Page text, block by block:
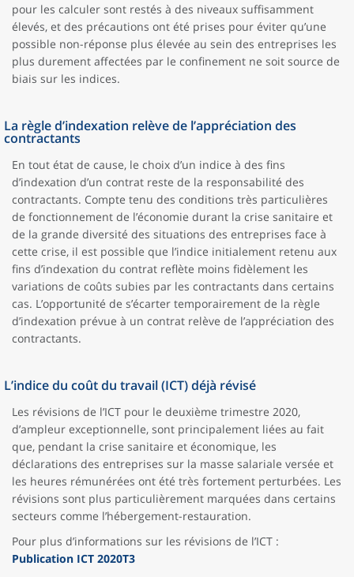
pour les calculer sont restés à des niveaux suffisamment
élevés, et des précautions ont été prises pour éviter qu’une
possible non-réponse plus élevée au sein des entreprises les
plus durement affectées par le confinement ne soit source de
biais sur les indices.
La règle d’indexation relève de l’appréciation des
contractants
En tout état de cause, le choix d’un indice à des fins
d’indexation d’un contrat reste de la responsabilité des
contractants. Compte tenu des conditions très particulières
de fonctionnement de l’économie durant la crise sanitaire et
de la grande diversité des situations des entreprises face à
cette crise, il est possible que l’indice initialement retenu aux
fins d’indexation du contrat reflète moins fidèlement les
variations de coûts subies par les contractants dans certains
cas. L’opportunité de s’écarter temporairement de la règle
d’indexation prévue à un contrat relève de l’appréciation des
contractants.
L’indice du coût du travail (ICT) déjà révisé
Les révisions de l’ICT pour le deuxième trimestre 2020,
d’ampleur exceptionnelle, sont principalement liées au fait
que, pendant la crise sanitaire et économique, les
déclarations des entreprises sur la masse salariale versée et
les heures rémunérées ont été très fortement perturbées. Les
révisions sont plus particulièrement marquées dans certains
secteurs comme l’hébergement-restauration.
Pour plus d’informations sur les révisions de l’ICT :
Publication ICT 2020T3